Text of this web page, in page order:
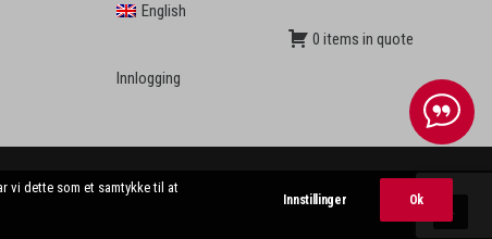
English
0 items in quote
Innlogging
vi dette som et samtykke til at
Innstillinger Ok